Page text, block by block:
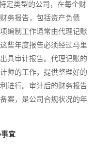
类型的公司，在每个财
务报告，包括资产负债
编制工作通常由代理记账
些年度报告必须经过马里
具审计报告。代理记账的
师的工作，提供整理好的
进行。审计后的财务报告
案，是公司合规状况的年
宜